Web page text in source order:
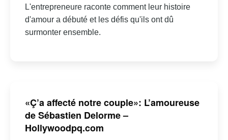
L'entrepreneure raconte comment leur histoire
d'amour a débuté et les défis qu'ils ont dû
surmonter ensemble.
«Ç’a affecté notre couple»: L’amoureuse
de Sébastien Delorme –
Hollywoodpq.com